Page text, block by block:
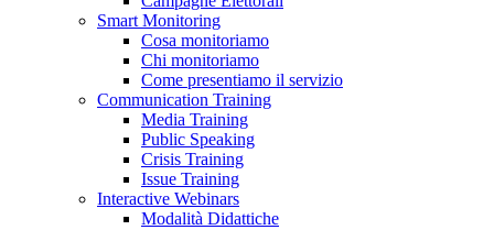
Smart Monitoring
Cosa monitoriamo
Chi monitoriamo
Come presentiamo il servizio
Communication Training
Media Training
Public Speaking
Crisis Training
Issue Training
Interactive Webinars
Modalità Didattiche